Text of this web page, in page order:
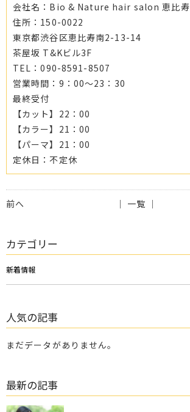
会社名：Bio & Nature hair salon 恵比寿
住所：150-0022
東京都渋谷区恵比寿南2-13-14
茶屋坂 T&Kビル3F
TEL：090-8591-8507
営業時間：9：00～23：30
最終受付
【カット】22：00
【カラー】21：00
【パーマ】21：00
定休日：不定休
前へ │ 一覧 │
カテゴリー
新着情報
人気の記事
まだデータがありません。
最新の記事